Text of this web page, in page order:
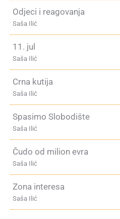
Odjeci i reagovanja
Saša Ilić
11. jul
Saša Ilić
Crna kutija
Saša Ilić
Spasimo Slobodište
Saša Ilić
Čudo od milion evra
Saša Ilić
Zona interesa
Saša Ilić